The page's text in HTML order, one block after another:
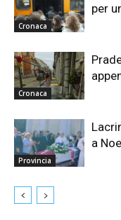
Cronaca
per
Cronaca
Provincia
a